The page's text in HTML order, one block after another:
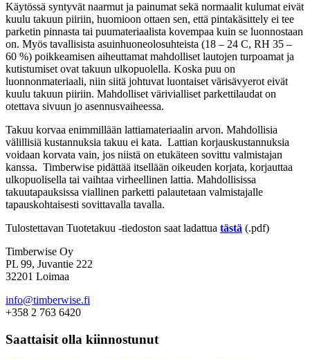
Käytössä syntyvät naarmut ja painumat sekä normaalit kulumat eivät
kuulu takuun piiriin, huomioon ottaen sen, että pintakäsittely ei tee
parketin pinnasta tai puumateriaalista kovempaa kuin se luonnostaan
on. Myös tavallisista asuinhuoneolosuhteista (18 – 24 C, RH 35 –
60 %) poikkeamisen aiheuttamat mahdolliset lautojen turpoamat ja
kutistumiset ovat takuun ulkopuolella. Koska puu on
luonnonmateriaali, niin siitä johtuvat luontaiset värisävyerot eivät
kuulu takuun piiriin. Mahdolliset värivialliset parkettilaudat on
otettava sivuun jo asennusvaiheessa.
Takuu korvaa enimmillään lattiamateriaalin arvon. Mahdollisia
välillisiä kustannuksia takuu ei kata. Lattian korjauskustannuksia
voidaan korvata vain, jos niistä on etukäteen sovittu valmistajan
kanssa. Timberwise pidättää itsellään oikeuden korjata, korjauttaa
ulkopuolisella tai vaihtaa virheellinen lattia. Mahdollisissa
takuutapauksissa viallinen parketti palautetaan valmistajalle
tapauskohtaisesti sovittavalla tavalla.
Tulostettavan Tuotetakuu -tiedoston saat ladattua tästä (.pdf)
Timberwise Oy
PL 99, Juvantie 222
32201 Loimaa
info@timberwise.fi
+358 2 763 6420
Saattaisit olla kiinnostunut